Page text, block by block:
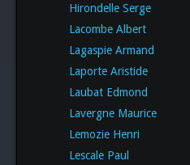
Hirondelle Serge
Lacombe Albert
Lagaspie Armand
Laporte Aristide
Laubat Edmond
Lavergne Maurice
Lemozie Henri
Lescale Paul